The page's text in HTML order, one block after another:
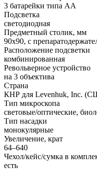
3 батарейки типа АА
Подсветка
светодиодная
Предметный столик, мм
90x90, с
Расположение подсветки
комбинированная
Револьверное устройство
на 3 объектива
Страна
КНР для Levenhuk, Inc.
Тип микроскопа
световые/оптические,
Тип насадки
монокулярные
Увеличение, крат
64–640
Чехол/кейс/сумка в
есть